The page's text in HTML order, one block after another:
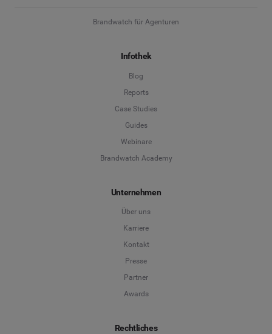
Brandwatch für Agenturen
Infothek
Blog
Reports
Case Studies
Guides
Webinare
Brandwatch Academy
Unternehmen
Über uns
Karriere
Kontakt
Presse
Partner
Awards
Rechtliches